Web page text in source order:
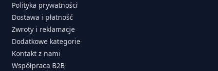
Polityka prywatności
Dostawa i płatność
Zwroty i reklamacje
Dodatkowe kategorie
Kontakt z nami
Współpraca B2B